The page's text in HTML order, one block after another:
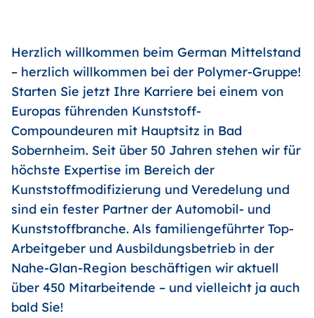
Herzlich willkommen beim German Mittelstand
– herzlich willkommen bei der Polymer-Gruppe!
Starten Sie jetzt Ihre Karriere bei einem von
Europas führenden Kunststoff-
Compoundeuren mit Hauptsitz in Bad
Sobernheim. Seit über 50 Jahren stehen wir für
höchste Expertise im Bereich der
Kunststoffmodifizierung und Veredelung und
sind ein fester Partner der Automobil- und
Kunststoffbranche. Als familiengeführter Top-
Arbeitgeber und Ausbildungsbetrieb in der
Nahe-Glan-Region beschäftigen wir aktuell
über 450 Mitarbeitende – und vielleicht ja auch
bald Sie!